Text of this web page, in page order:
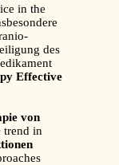
in the
des
Effective
von
trend in